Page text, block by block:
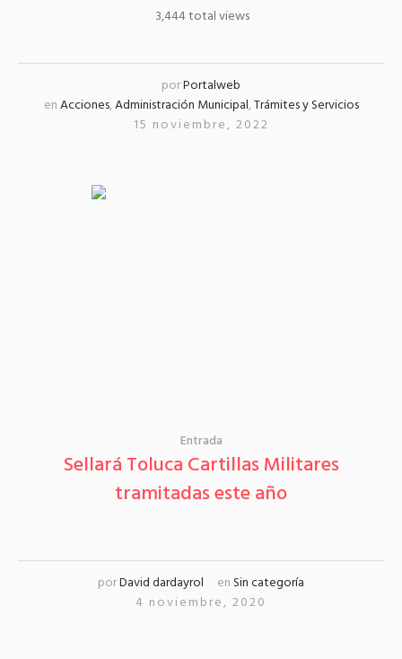
3,444 total views
porPortalweb
enAcciones,Administración Municipal,Trámites y Servicios
15 noviembre, 2022
Entrada
Sellará Toluca Cartillas Militares
tramitadas este año
porDavid dardayrol en Sin categoría
4 noviembre, 2020